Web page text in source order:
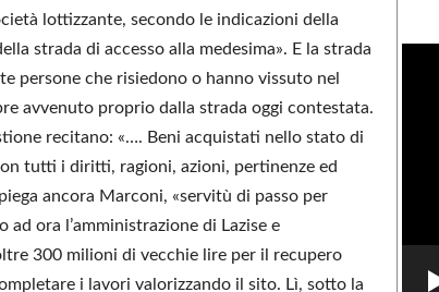
lottizzante, secondo le indicazioni della
strada di accesso alla medesima». E la strada
persone che risiedono o hanno vissuto nel
avvenuto proprio dalla strada oggi contestata.
recitano: «…. Beni acquistati nello stato di
tutti i diritti, ragioni, azioni, pertinenze ed
ancora Marconi, «servitù di passo per
ora l’amministrazione di Lazise e
300 milioni di vecchie lire per il recupero
i lavori valorizzando il sito. Lì, sotto la